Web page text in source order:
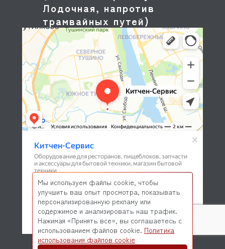
Лодочная, напротив
трамвайных путей)
© 2026 Kitchen-Service.com Интернет-магазин запчастей
и оборудования профессиональной кухни
Мы используем файлы cookie, чтобы
улучшить ваш опыт просмотра, показывать
персонализированную рекламу или
содержимое и анализировать наш трафик.
Нажимая «Принять все», вы соглашаетесь с
использованием файлов cookie. Политика
использования файлов cookie